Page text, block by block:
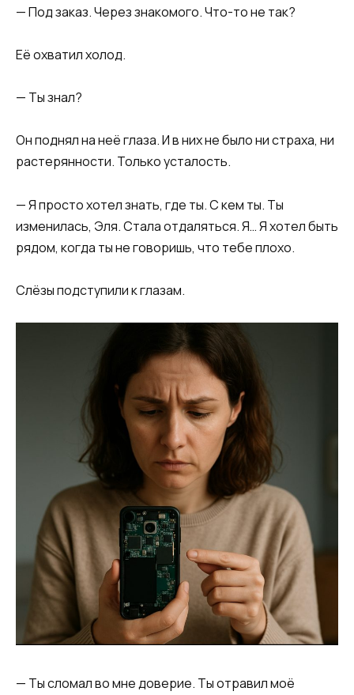
— Под заказ. Через знакомого. Что-то не так?
Её охватил холод.
— Ты знал?
Он поднял на неё глаза. И в них не было ни страха, ни
растерянности. Только усталость.
— Я просто хотел знать, где ты. С кем ты. Ты
изменилась, Эля. Стала отдаляться. Я… Я хотел быть
рядом, когда ты не говоришь, что тебе плохо.
Слёзы подступили к глазам.
— Ты сломал во мне доверие. Ты отравил моё